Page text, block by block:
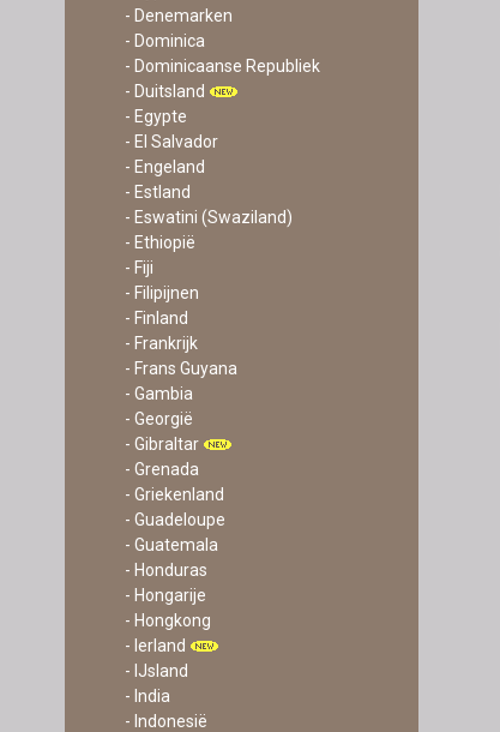
- Denemarken
- Dominica
- Dominicaanse Republiek
- Duitsland
- Egypte
- El Salvador
- Engeland
- Estland
- Eswatini (Swaziland)
- Ethiopië
- Fiji
- Filipijnen
- Finland
- Frankrijk
- Frans Guyana
- Gambia
- Georgië
- Gibraltar
- Grenada
- Griekenland
- Guadeloupe
- Guatemala
- Honduras
- Hongarije
- Hongkong
- Ierland
- IJsland
- India
- Indonesië